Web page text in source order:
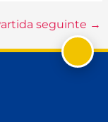
seguinte →